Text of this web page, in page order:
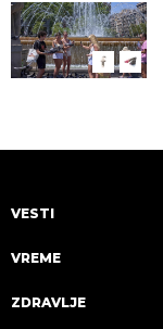
VESTI
VREME
ZDRAVLJE